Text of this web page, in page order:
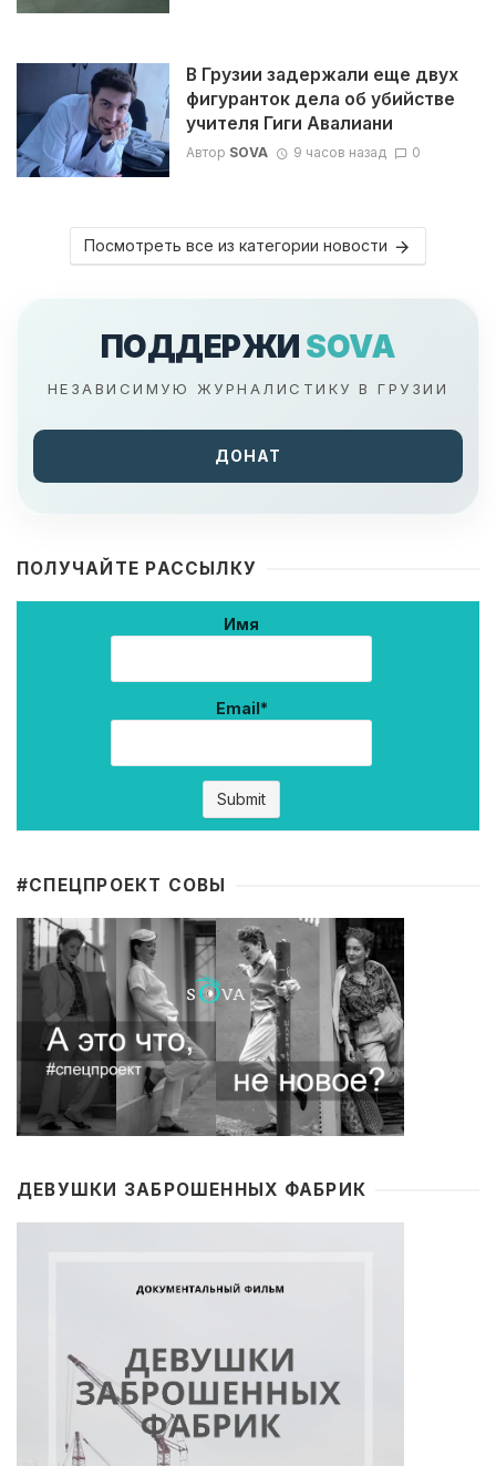
В Грузии задержали еще двух
фигуранток дела об убийстве
учителя Гиги Авалиани
Автор SOVA 9 часов назад 0
Посмотреть все из категории новости
ПОДДЕРЖИ SOVA
НЕЗАВИСИМУЮ ЖУРНАЛИСТИКУ В ГРУЗИИ
ДОНАТ
ПОЛУЧАЙТЕ РАССЫЛКУ
Имя
Email*
#CПЕЦПРОЕКТ СОВЫ
ДЕВУШКИ ЗАБРОШЕННЫХ ФАБРИК